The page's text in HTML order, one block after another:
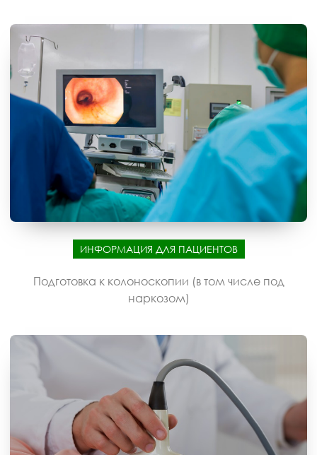
ИНФОРМАЦИЯ ДЛЯ ПАЦИЕНТОВ
Подготовка к колоноскопии (в том числе под
наркозом)